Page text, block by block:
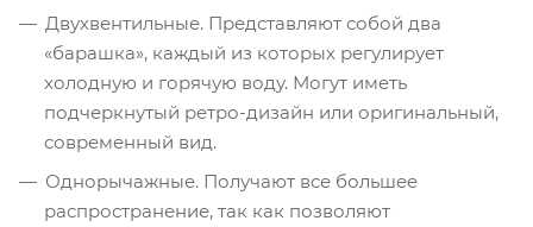
Двухвентильные. Представляют собой два
«барашка», каждый из которых регулирует
холодную и горячую воду. Могут иметь
подчеркнутый ретро-дизайн или оригинальный,
современный вид.
Однорычажные. Получают все большее
распространение, так как позволяют